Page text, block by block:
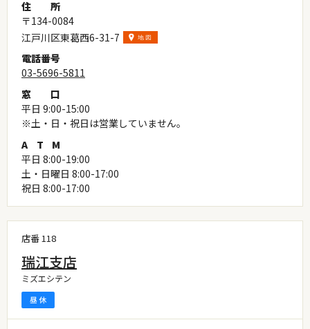
住
所
〒134-0084
江戸川区東葛西6-31-7
電話番号
03-5696-5811
窓
口
平日 9:00-15:00
※土・日・祝日は営業していません。
A
T
M
平日 8:00-19:00
土・日曜日 8:00-17:00
祝日 8:00-17:00
店番 118
瑞江支店
ミズエシテン